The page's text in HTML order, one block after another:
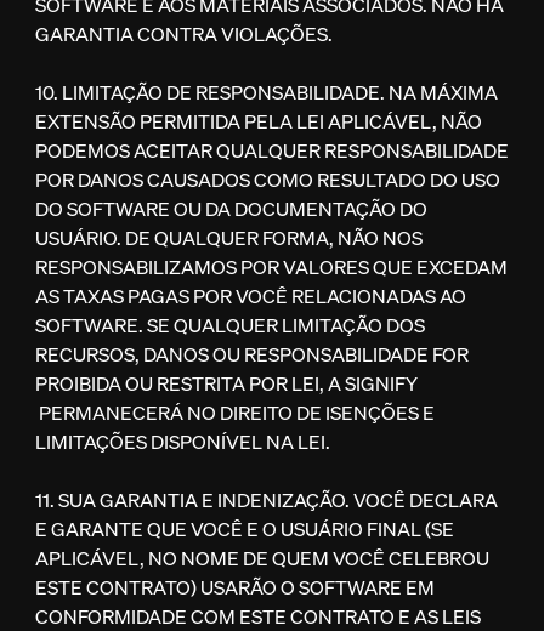
GARANTIA CONTRA VIOLAÇÕES.
10. LIMITAÇÃO DE RESPONSABILIDADE. NA MÁXIMA
EXTENSÃO PERMITIDA PELA LEI APLICÁVEL, NÃO
PODEMOS ACEITAR QUALQUER RESPONSABILIDADE
POR DANOS CAUSADOS COMO RESULTADO DO USO
DO SOFTWARE OU DA DOCUMENTAÇÃO DO
USUÁRIO. DE QUALQUER FORMA, NÃO NOS
RESPONSABILIZAMOS POR VALORES QUE EXCEDAM
AS TAXAS PAGAS POR VOCÊ RELACIONADAS AO
SOFTWARE. SE QUALQUER LIMITAÇÃO DOS
RECURSOS, DANOS OU RESPONSABILIDADE FOR
PROIBIDA OU RESTRITA POR LEI, A SIGNIFY
PERMANECERÁ NO DIREITO DE ISENÇÕES E
LIMITAÇÕES DISPONÍVEL NA LEI.
11. SUA GARANTIA E INDENIZAÇÃO. VOCÊ DECLARA
E GARANTE QUE VOCÊ E O USUÁRIO FINAL (SE
APLICÁVEL, NO NOME DE QUEM VOCÊ CELEBROU
ESTE CONTRATO) USARÃO O SOFTWARE EM
CONFORMIDADE COM ESTE CONTRATO E AS LEIS